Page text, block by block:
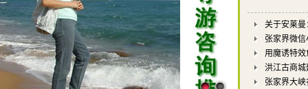
关于安莱
张家界微
用魔诱特
洪江古商
张家界大